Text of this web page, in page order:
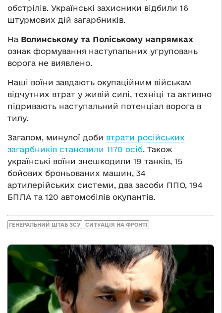
обстрілів. Українські захисники відбили 16
штурмових дій загарбників.
На Волинському та Поліському напрямках
ознак формування наступальних угруповань
ворога не виявлено.
Наші воїни завдають окупаційним військам
відчутних втрат у живій силі, техніці та активно
підривають наступальний потенціал ворога в
тилу.
Загалом, минулої доби втрати російських
загарбників становили 1170 осіб. Також
українські воїни знешкодили 19 танків, 15
бойових броньованих машин, 34
артилерійських системи, два засоби ППО, 194
БПЛА та 120 автомобілів окупантів.
ГЕНЕРАЛЬНИЙ ШТАБ ЗСУ СИТУАЦІЯ НА ФРОНТІ